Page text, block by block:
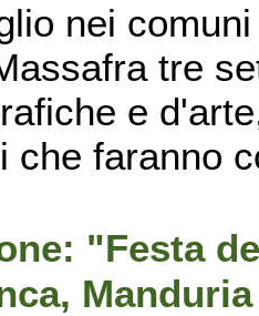
nei
tre
e
che faranno
"Festa